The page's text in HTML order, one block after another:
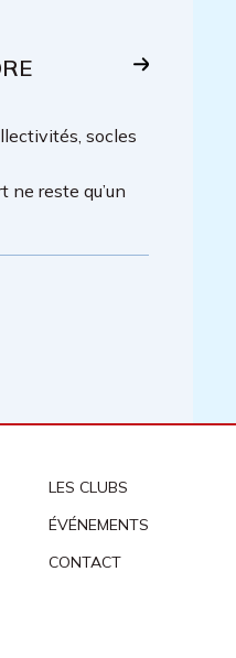
socles
reste qu’un
LES CLUBS
ÉVÉNEMENTS
CONTACT